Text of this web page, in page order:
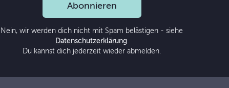
Abonnieren
Nein, wir werden dich nicht mit Spam belästigen - siehe
Datenschutzerklärung.
Du kannst dich jederzeit wieder abmelden.